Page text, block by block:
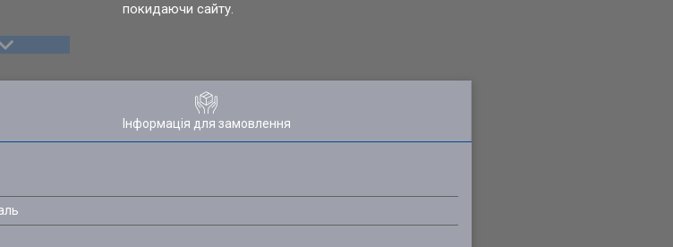
покидаючи сайту.
Інформація для замовлення